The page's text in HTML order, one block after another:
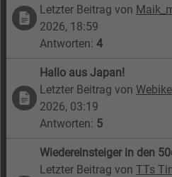
Letzter Beitrag von
2026, 18:59
Antworten:4
Hallo aus Japan!
Letzter Beitrag von
2026, 03:19
Antworten: 5
Wiedereinsteiger in den
Letzter Beitrag vonTTs